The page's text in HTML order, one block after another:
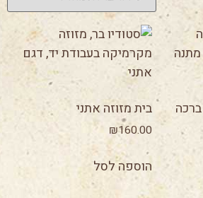
בית מזוזה אתני
₪160.00
הוספה לסל